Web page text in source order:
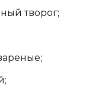
творог;